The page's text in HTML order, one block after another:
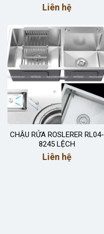
Liên hệ
CHẬU RỬA ROSLERER RL04-
8245 LỆCH
Liên hệ